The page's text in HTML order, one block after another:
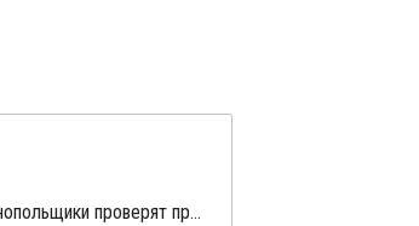
Южнокорейские антимонопольщики проверят производителей ПВХ на предмет картельного сговора